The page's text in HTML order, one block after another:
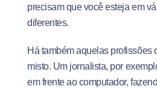
precisam que você esteja em
diferentes.
Há também aquelas profissões
misto. Um jornalista, por
em frente ao computador,